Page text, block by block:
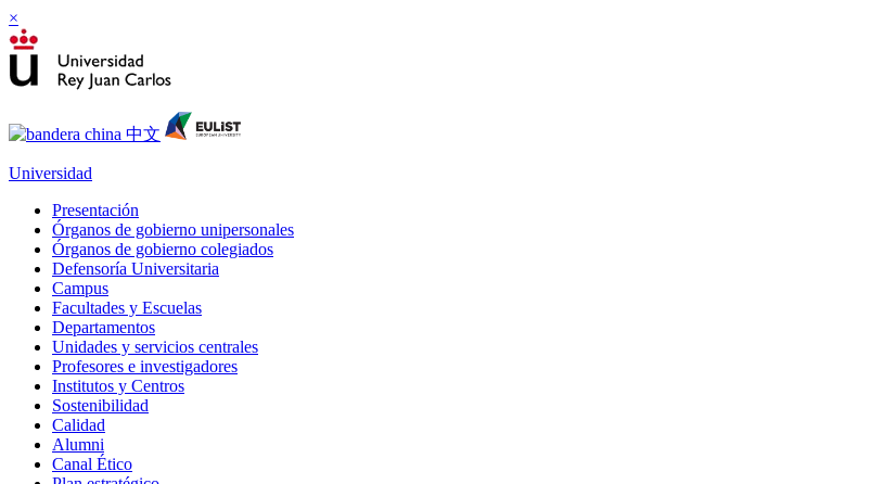
×
Universidad
Presentación
Órganos de gobierno unipersonales
Órganos de gobierno colegiados
Defensoría Universitaria
Campus
Facultades y Escuelas
Departamentos
Unidades y servicios centrales
Profesores e investigadores
Institutos y Centros
Sostenibilidad
Calidad
Alumni
Canal Ético